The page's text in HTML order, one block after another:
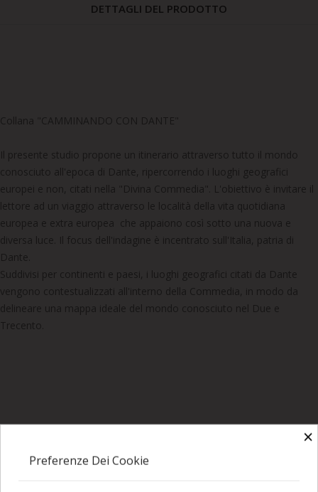
DETTAGLI DEL PRODOTTO
Collana "CAMMINANDO CON DANTE"
Il presente studio propone un itinerario attraverso tutto il mondo
conosciuto all'epoca di Dante, ripercorrendo i luoghi geografici
europei e non, citati nella "Divina Commedia". L'obiettivo è invitare il
lettore ad un viaggio attraverso le località della vita quotidiana
europea e extra europea che appaiono così sotto una nuova e
diversa luce. Il focus dell'indagine è incentrato sull'Italia, patria di
Dante.
Suddivisi per continenti e paesi, i luoghi geografici citati da Dante
vengono contestualizzati all'interno della Commedia, in modo da
delineare una mappa ideale del mondo conosciuto nel Due e
Trecento.
×
Preferenze Dei Cookie